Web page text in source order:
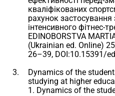
кваліфікованих
рахунок застосування
інтенсивного
EDINOBORSTVA
(Ukrainian ed. Online)
26–39, DOI:10.15391/
Dynamics of the
studying at higher
1. Dynamics of the